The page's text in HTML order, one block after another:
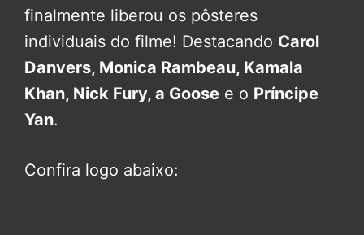
finalmente liberou os pôsteres
individuais do filme! Destacando Carol
Danvers, Monica Rambeau, Kamala
Khan, Nick Fury, a Goose e o Príncipe
Yan.
Confira logo abaixo: